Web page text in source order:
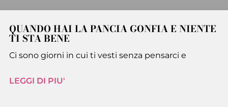
QUANDO HAI LA PANCIA GONFIA E NIENTE
TI STA BENE
Ci sono giorni in cui ti vesti senza pensarci e
LEGGI DI PIU'